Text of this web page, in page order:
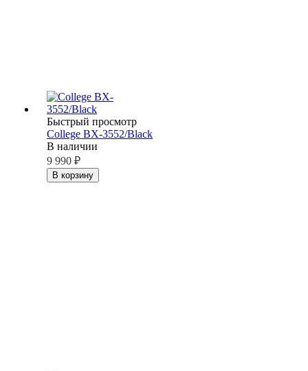
Быстрый просмотр
College BX-3552/Black
В наличии
9 990 ₽
В корзину